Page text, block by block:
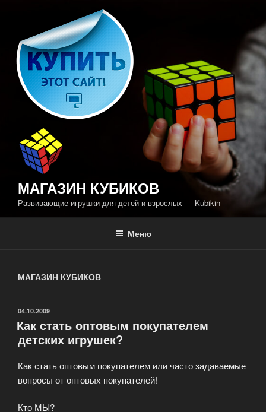
содержимому
МАГАЗИН КУБИКОВ
Развивающие игрушки для детей и взрослых — Kubikin
Меню
МАГАЗИН КУБИКОВ
ОПУБЛИКОВАНО
04.10.2009
Как стать оптовым покупателем
детских игрушек?
Как стать оптовым покупателем или часто задаваемые
вопросы от оптовых покупателей!
Кто МЫ?